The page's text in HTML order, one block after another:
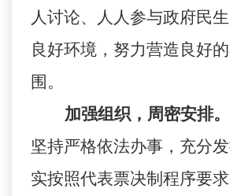
人讨论、人人参与政府民
良好环境，努力营造良好
围。
加强组织，周密安排。
坚持严格依法办事，充分
实按照代表票决制程序要